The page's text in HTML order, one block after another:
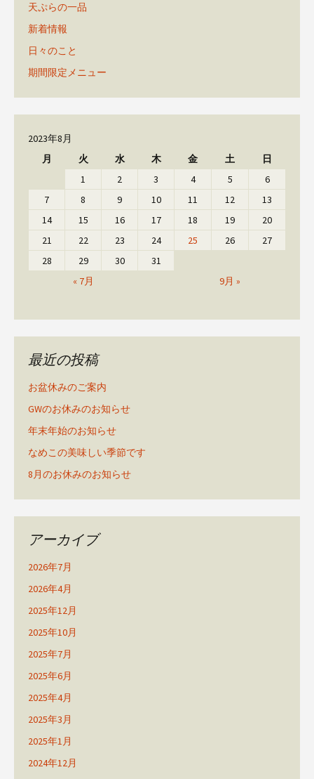
天ぷらの一品
新着情報
日々のこと
期間限定メニュー
2023年8月
月
火 水 木 金 土 日
« 7月 9月 »
1 2 3 4 5
6
7
8 9 10 11 12
13
14
15 16 17 18 19
20
21
22 23 24 25 26
27
28
29 30 31
最近の投稿
お盆休みのご案内
GWのお休みのお知らせ
年末年始のお知らせ
なめこの美味しい季節です
8月のお休みのお知らせ
アーカイブ
2026年7月
2026年4月
2025年12月
2025年10月
2025年7月
2025年6月
2025年4月
2025年3月
2025年1月
2024年12月